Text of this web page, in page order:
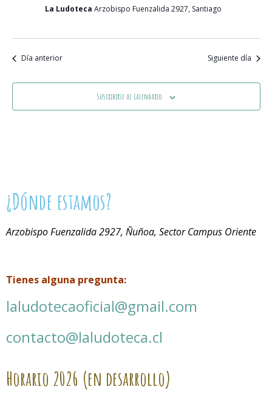
La Ludoteca Arzobispo Fuenzalida 2927, Santiago
Día anterior Siguiente día
Suscribirse al calendario
¿Dónde estamos?
Arzobispo Fuenzalida 2927, Ñuñoa, Sector Campus Oriente
Tienes alguna pregunta:
laludotecaoficial@gmail.com
contacto@laludoteca.cl
Horario 2026 (en desarrollo)